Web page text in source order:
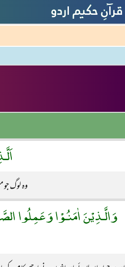
وہ لوگ جو
وَالَّـذِيْنَ اٰمَنُـوْا وَعَمِلُوا